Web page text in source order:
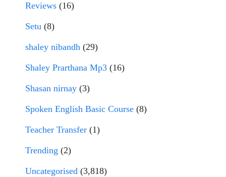
Reviews (16)
Setu (8)
shaley nibandh (29)
Shaley Prarthana Mp3 (16)
Shasan nirnay (3)
Spoken English Basic Course (8)
Teacher Transfer (1)
Trending (2)
Uncategorised (3,818)